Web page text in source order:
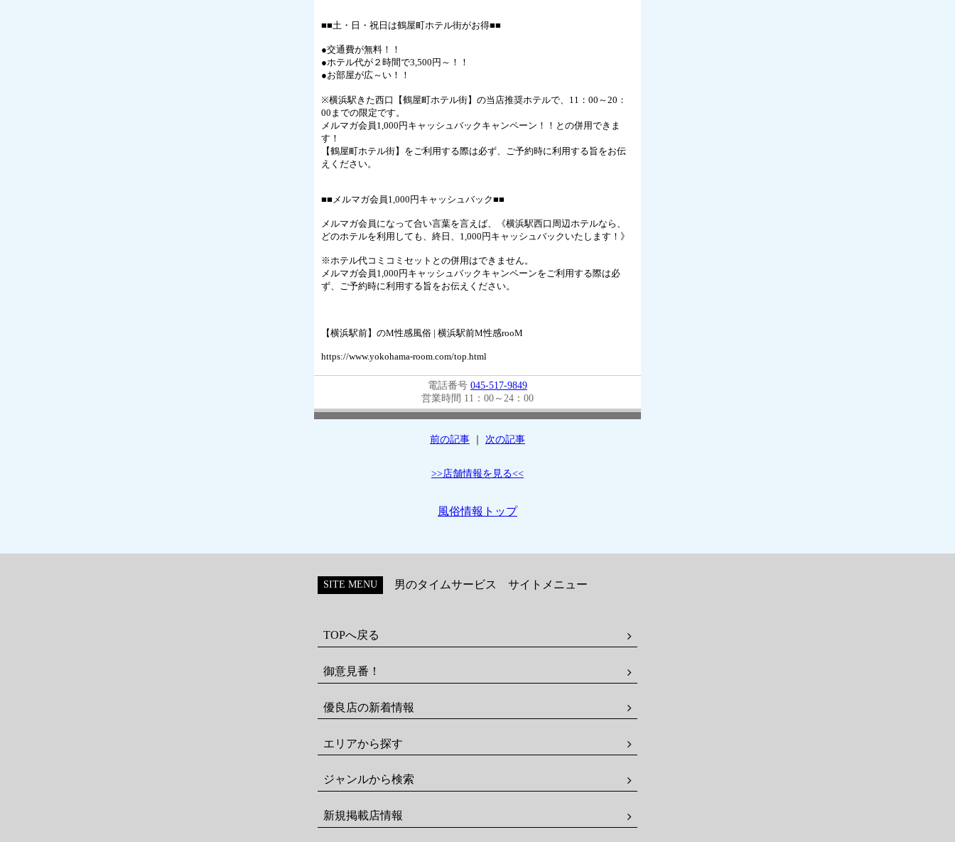
■■土・日・祝日は鶴屋町ホテル街がお得■■
●交通費が無料！！
●ホテル代が２時間で3,500円～！！
●お部屋が広～い！！
※横浜駅きた西口【鶴屋町ホテル街】の当店推奨ホテルで、11：00～20：
00までの限定です。
メルマガ会員1,000円キャッシュバックキャンペーン！！との併用できま
す！
【鶴屋町ホテル街】をご利用する際は必ず、ご予約時に利用する旨をお伝
えください。
■■メルマガ会員1,000円キャッシュバック■■
メルマガ会員になって合い言葉を言えば、《横浜駅西口周辺ホテルなら、
どのホテルを利用しても、終日、1,000円キャッシュバックいたします！》
※ホテル代コミコミセットとの併用はできません。
メルマガ会員1,000円キャッシュバックキャンペーンをご利用する際は必
ず、ご予約時に利用する旨をお伝えください。
【横浜駅前】のM性感風俗 | 横浜駅前M性感rooM
https://www.yokohama-room.com/top.html
電話番号 045-517-9849
営業時間 11：00～24：00
前の記事 ｜ 次の記事
>>店舗情報を見る<<
風俗情報トップ
SITE MENU 男のタイムサービス サイトメニュー
TOPへ戻る
御意見番！
優良店の新着情報
エリアから探す
ジャンルから検索
新規掲載店情報